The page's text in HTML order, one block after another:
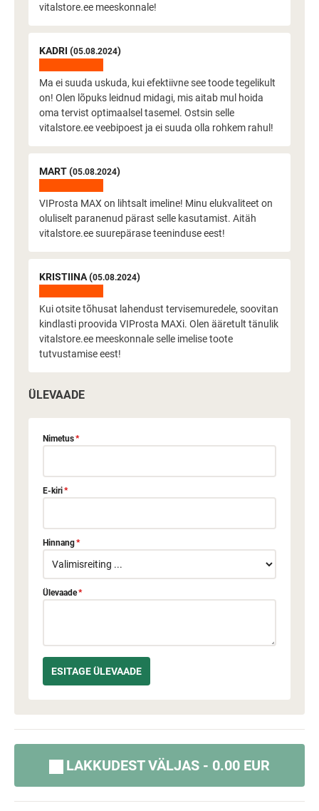
vitalstore.ee meeskonnale!
KADRI (05.08.2024)
Ma ei suuda uskuda, kui efektiivne see toode tegelikult
on! Olen lõpuks leidnud midagi, mis aitab mul hoida
oma tervist optimaalsel tasemel. Ostsin selle
vitalstore.ee veebipoest ja ei suuda olla rohkem rahul!
MART (05.08.2024)
VIProsta MAX on lihtsalt imeline! Minu elukvaliteet on
oluliselt paranenud pärast selle kasutamist. Aitäh
vitalstore.ee suurepärase teeninduse eest!
KRISTIINA (05.08.2024)
Kui otsite tõhusat lahendust tervisemuredele, soovitan
kindlasti proovida VIProsta MAXi. Olen ääretult tänulik
vitalstore.ee meeskonnale selle imelise toote
tutvustamise eest!
ÜLEVAADE
Nimetus*
E-kiri*
Hinnang*
Ülevaade*
LAKKUDEST VÄLJAS - 0.00 EUR